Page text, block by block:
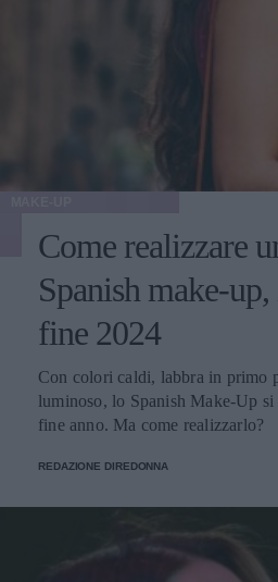
Come realizzare
Spanish make-
fine 2024
Con colori caldi, labbra in primo
luminoso, lo Spanish Make-Up
fine anno. Ma come realizzarlo?
REDAZIONE DIREDONNA